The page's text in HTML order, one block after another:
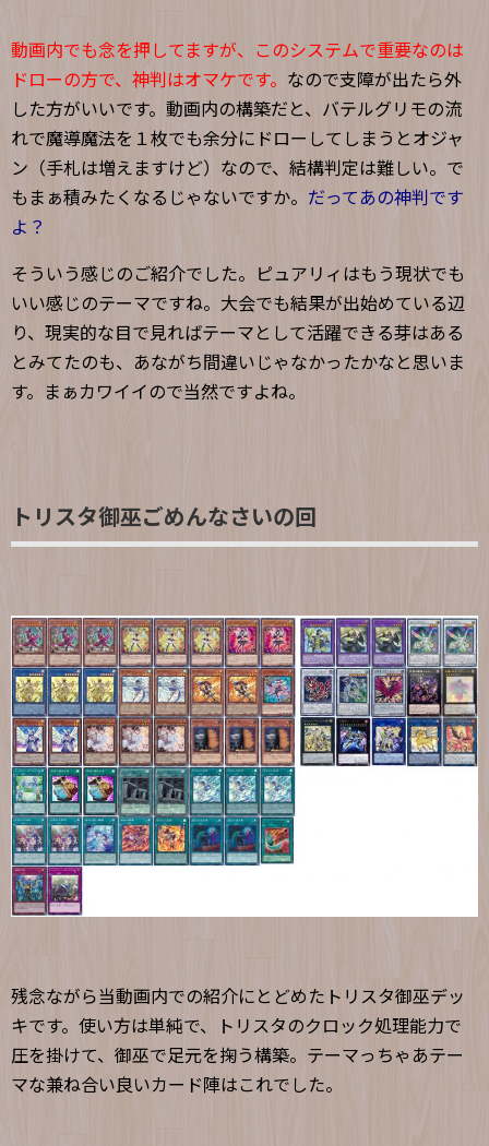
動画内でも念を押してますが、このシステムで重要なのは
ドローの方で、神判はオマケです。 なので支障が出たら外
した方がいいです。動画内の構築だと、バテルグリモの流
れで魔導魔法を１枚でも余分にドローしてしまうとオジャ
ン（手札は増えますけど）なので、結構判定は難しい。で
もまぁ積みたくなるじゃないですか。 だってあの神判です
よ？
そういう感じのご紹介でした。ピュアリィはもう現状でも
いい感じのテーマですね。大会でも結果が出始めている辺
り、現実的な目で見ればテーマとして活躍できる芽はある
とみてたのも、あながち間違いじゃなかったかなと思いま
す。まぁカワイイので当然ですよね。
トリスタ御巫ごめんなさいの回
残念ながら当動画内での紹介にとどめたトリスタ御巫デッ
キです。使い方は単純で、トリスタのクロック処理能力で
圧を掛けて、御巫で足元を掬う構築。テーマっちゃあテー
マな兼ね合い良いカード陣はこれでした。